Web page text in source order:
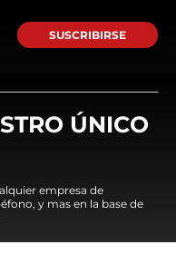
SUSCRIBIRSE
ÚNICO
empresa de
y mas en la base de